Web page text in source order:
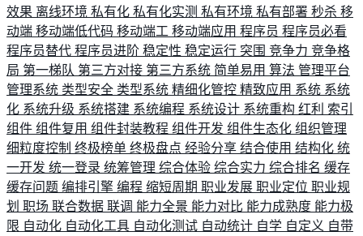
效果 离线环境 私有化 私有化实测 私有环境 私有部署 秒杀 移
动端 移动端低代码 移动端工 移动端应用 程序员 程序员必看
程序员替代 程序员进阶 稳定性 稳定运行 突围 竞争力 竞争格
局 第一梯队 第三方对接 第三方系统 简单易用 算法 管理平台
管理系统 类型安全 类型系统 精细化管控 精致应用 系统 系统
化 系统升级 系统搭建 系统编程 系统设计 系统重构 红利 索引
组件 组件复用 组件封装教程 组件开发 组件生态化 组织管理
细粒度控制 终极榜单 终极盘点 经验分享 结合使用 结构化 统
一开发 统一登录 统筹管理 综合体验 综合实力 综合排名 缓存
缓存问题 编排引擎 编程 缩短周期 职业发展 职业定位 职业规
划 职场 联合数据 联调 能力全景 能力对比 能力成熟度 能力极
限 自动化 自动化工具 自动化测试 自动统计 自学 自定义 自带